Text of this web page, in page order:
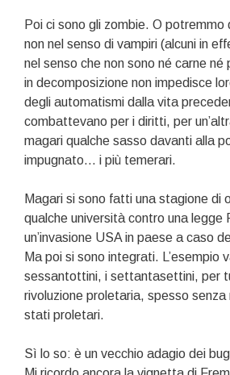
Poi ci sono gli zombie. O potremmo
non nel senso di vampiri (alcuni in
nel senso che non sono né carne né
in decomposizione non impedisce
degli automatismi dalla vita
combattevano per i diritti, per
magari qualche sasso davanti alla
impugnato… i più temerari.
Magari si sono fatti una stagione di
qualche università contro una legge
un’invasione USA in paese a caso
Ma poi si sono integrati. L’esempio
sessantottini, i settantasettini, per
rivoluzione proletaria, spesso
stati proletari.
Sì lo so: è un vecchio adagio dei